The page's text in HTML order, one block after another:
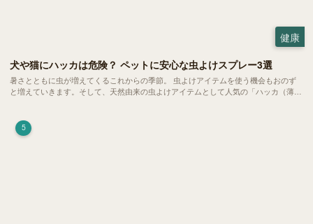
健康
犬や猫にハッカは危険？ ペットに安心な虫よけスプレー3選
暑さとともに虫が増えてくるこれからの季節。 虫よけアイテムを使う機会もおのず
と増えていきます。そして、天然由来の虫よけアイテムとして人気の「ハッカ（薄
5